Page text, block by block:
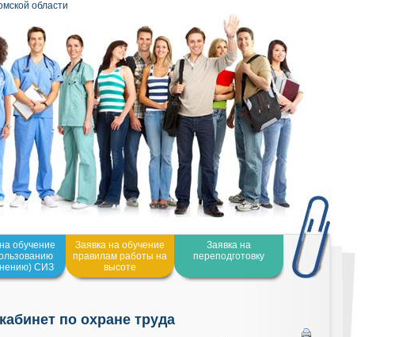
области
обучение
СИЗ
Заявка на обучение
правилам работы на
высоте
Заявка на
переподготовку
по охране труда